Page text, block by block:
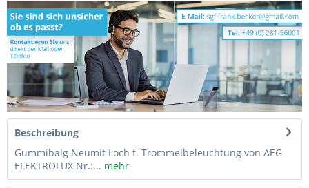
Beschreibung
Gummibalg Neumit Loch f. Trommelbeleuchtung von AEG
ELEKTROLUX Nr.:... mehr